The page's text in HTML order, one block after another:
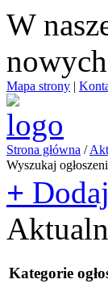
W
Mapa strony |
Strona główna /
Wyszukaj
+
Kategorie